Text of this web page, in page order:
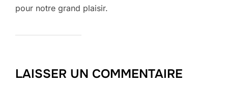
pour notre grand plaisir.
LAISSER UN COMMENTAIRE